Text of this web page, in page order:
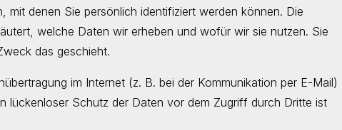
mit denen Sie persönlich identifiziert werden können. Die
welche Daten wir erheben und wofür wir sie nutzen. Sie
das geschieht.
im Internet (z. B. bei der Kommunikation per E-Mail)
lückenloser Schutz der Daten vor dem Zugriff durch Dritte ist